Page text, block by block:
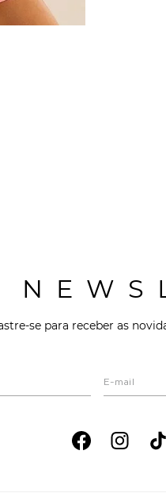
se para receber as